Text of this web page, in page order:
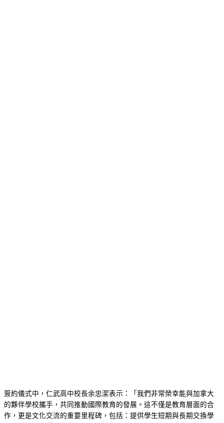
簽約儀式中，仁武高中校長余忠潔表示：「我們非常榮幸能與加拿大
的夥伴學校攜手，共同推動國際教育的發展。這不僅是教育層面的合
作，更是文化交流的重要里程碑，包括：提供學生短期與長期交換學